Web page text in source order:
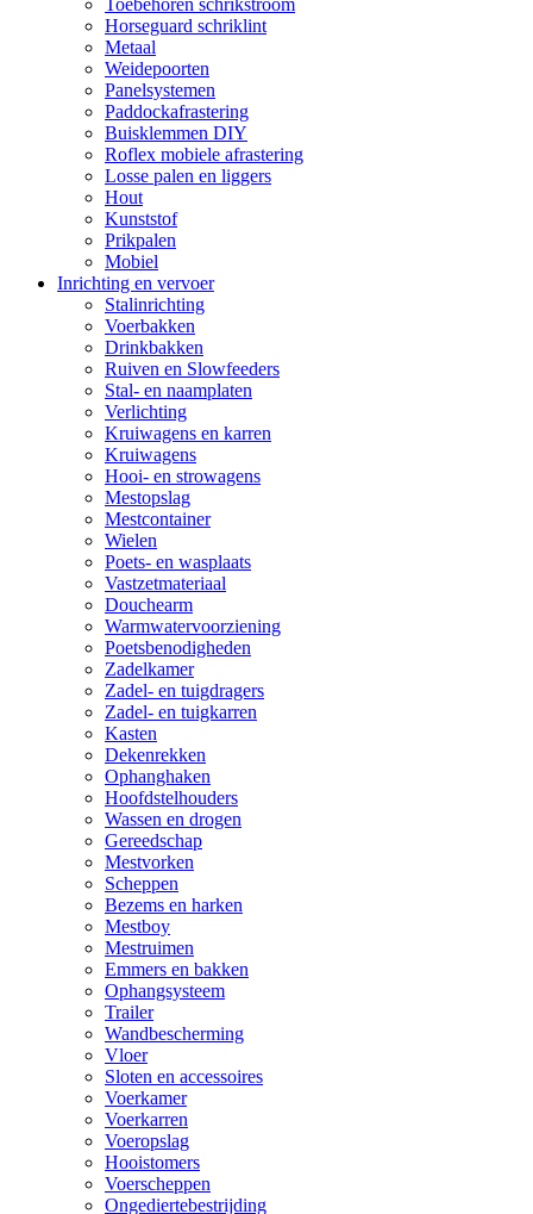
Toebehoren schrikstroom
Horseguard schriklint
Metaal
Weidepoorten
Panelsystemen
Paddockafrastering
Buisklemmen DIY
Roflex mobiele afrastering
Losse palen en liggers
Hout
Kunststof
Prikpalen
Mobiel
Inrichting en vervoer
Stalinrichting
Voerbakken
Drinkbakken
Ruiven en Slowfeeders
Stal- en naamplaten
Verlichting
Kruiwagens en karren
Kruiwagens
Hooi- en strowagens
Mestopslag
Mestcontainer
Wielen
Poets- en wasplaats
Vastzetmateriaal
Douchearm
Warmwatervoorziening
Poetsbenodigheden
Zadelkamer
Zadel- en tuigdragers
Zadel- en tuigkarren
Kasten
Dekenrekken
Ophanghaken
Hoofdstelhouders
Wassen en drogen
Gereedschap
Mestvorken
Scheppen
Bezems en harken
Mestboy
Mestruimen
Emmers en bakken
Ophangsysteem
Trailer
Wandbescherming
Vloer
Sloten en accessoires
Voerkamer
Voerkarren
Voeropslag
Hooistomers
Voerscheppen
Ongediertebestrijding